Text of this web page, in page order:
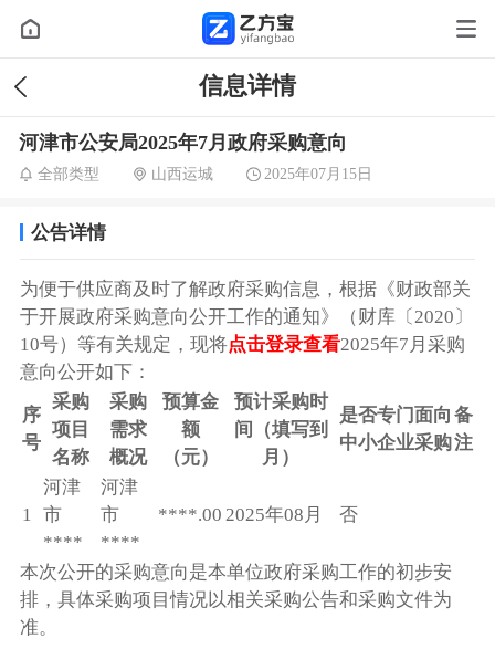
信息详情
河津市公安局2025年7月政府采购意向
全部类型 山西运城 2025年07月15日
公告详情
为便于供应商及时了解政府采购信息，根据《财政部关
于开展政府采购意向公开工作的通知》（财库〔2020〕
10号）等有关规定，现将点击登录查看2025年7月采购
意向公开如下：
序
号
采购
项目
名称
采购
需求
概况
预算金
额
（元）
预计采购时
间（填写到
月）
是否专门面向
中小企业采购
备
注
1
河津
市
****
河津
市
****
****.00 2025年08月 否
本次公开的采购意向是本单位政府采购工作的初步安
排，具体采购项目情况以相关采购公告和采购文件为
准。